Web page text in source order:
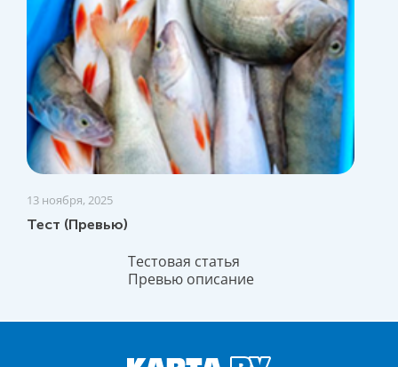
Тест (Превью)
13 ноября, 2025
Тестовая статья
Превью описание